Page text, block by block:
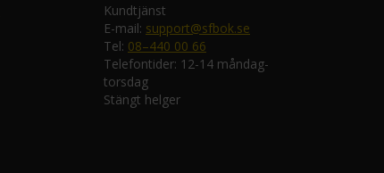
Kundtjänst
E-mail: support@sfbok.se
Tel: 08–440 00 66
Telefontider: 12-14 måndag-
torsdag
Stängt helger